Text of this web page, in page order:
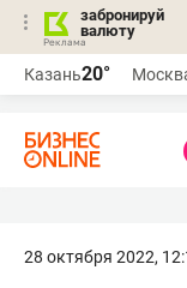
забронируй
валюту
Казань20°
28 октября 2022,